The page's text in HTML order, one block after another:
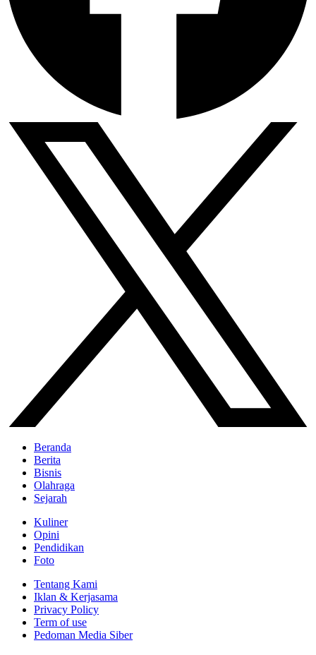
Beranda
Berita
Bisnis
Olahraga
Sejarah
Kuliner
Opini
Pendidikan
Foto
Tentang Kami
Iklan & Kerjasama
Privacy Policy
Term of use
Pedoman Media Siber